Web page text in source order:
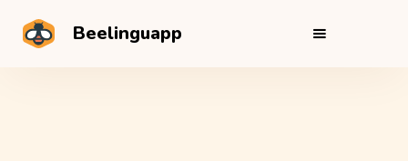
Beelinguapp